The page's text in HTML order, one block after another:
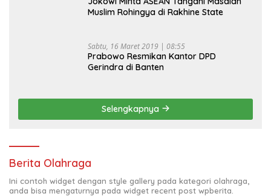
Muslim Rohingya di Rakhine State
Sabtu, 16 Maret 2019 | 08:55
Prabowo Resmikan Kantor DPD
Gerindra di Banten
Selengkapnya
Berita Olahraga
Ini contoh widget dengan style gallery pada kategori olahraga,
anda bisa mengaturnya pada widget recent post wpberita.